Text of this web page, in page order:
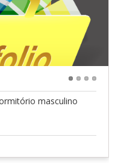
masculino